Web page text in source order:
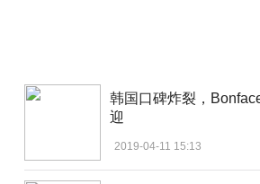
韩国口碑炸裂，
迎
2019-04-11 15:13